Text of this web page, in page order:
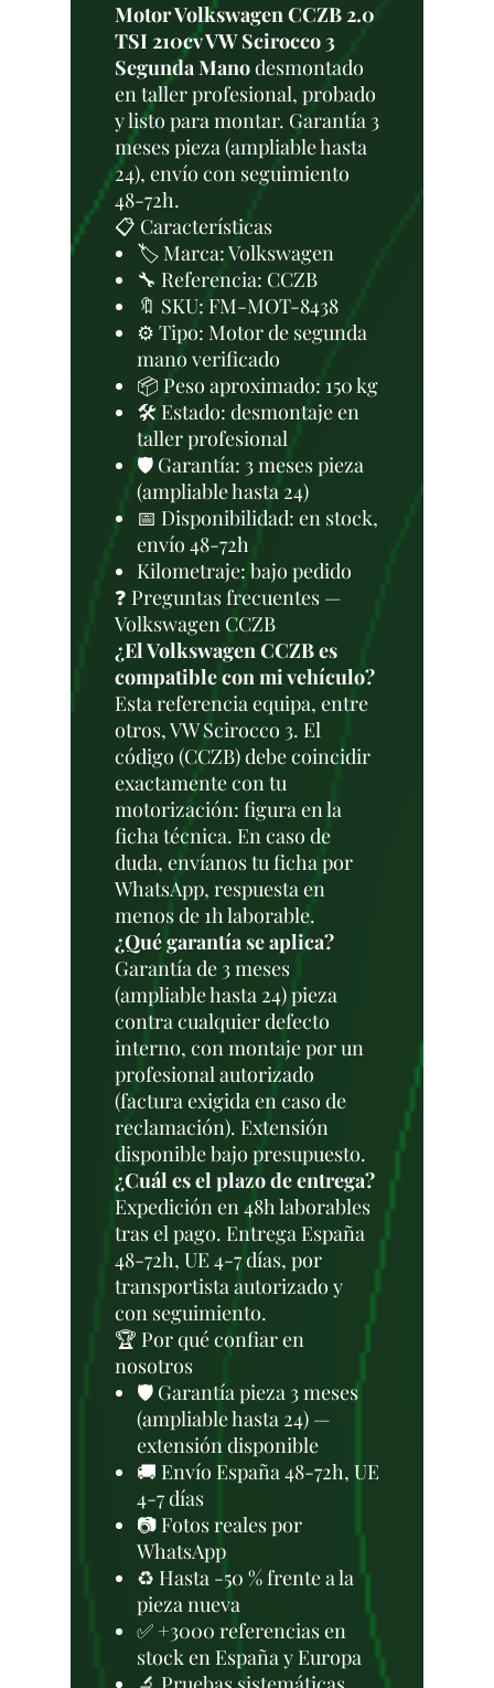
Motor Volkswagen CCZB 2.0
TSI 210cv VW Scirocco 3
Segunda Manodesmontado
en taller profesional, probado
y listo para montar. Garantía 3
meses pieza (ampliable hasta
24), envío con seguimiento
48-72h.
📋 Características
🏷️ Marca: Volkswagen
🔧 Referencia: CCZB
🔖 SKU: FM-MOT-8438
⚙️ Tipo: Motor de segunda
mano verificado
📦 Peso aproximado: 150 kg
🛠 Estado: desmontaje en
taller profesional
🛡️ Garantía: 3 meses pieza
(ampliable hasta 24)
📅 Disponibilidad: en stock,
envío 48-72h
Kilometraje: bajo pedido
❓ Preguntas frecuentes —
Volkswagen CCZB
¿El Volkswagen CCZB es
compatible con mi vehículo?
Esta referencia equipa, entre
otros, VW Scirocco 3. El
código (CCZB) debe coincidir
exactamente con tu
motorización: figura en la
ficha técnica. En caso de
duda, envíanos tu ficha por
WhatsApp, respuesta en
menos de 1h laborable.
¿Qué garantía se aplica?
Garantía de 3 meses
(ampliable hasta 24) pieza
contra cualquier defecto
interno, con montaje por un
profesional autorizado
(factura exigida en caso de
reclamación). Extensión
disponible bajo presupuesto.
¿Cuál es el plazo de entrega?
Expedición en 48h laborables
tras el pago. Entrega España
48-72h, UE 4-7 días, por
transportista autorizado y
con seguimiento.
🏆 Por qué confiar en
nosotros
🛡️ Garantía pieza 3 meses
(ampliable hasta 24) —
extensión disponible
🚚 Envío España 48-72h, UE
4-7 días
📷 Fotos reales por
WhatsApp
♻️ Hasta -50 % frente a la
pieza nueva
✅ +3000 referencias en
stock en España y Europa